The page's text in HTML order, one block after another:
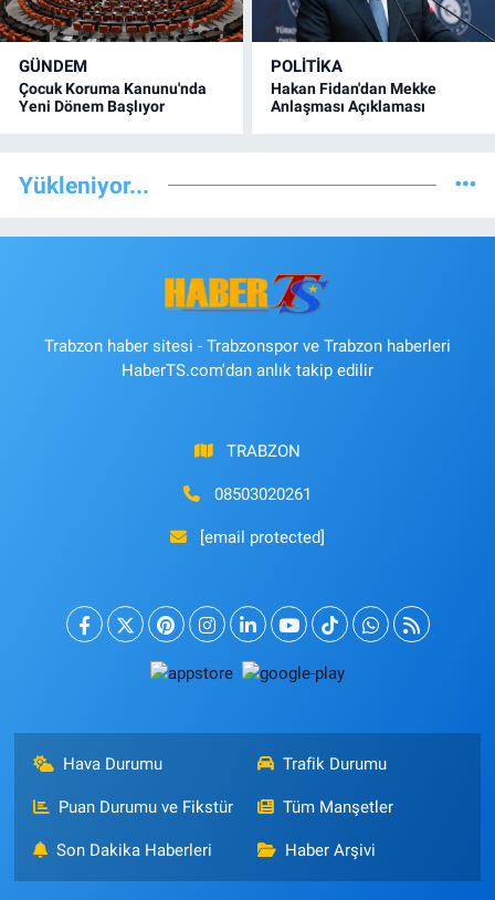
GÜNDEM
Çocuk Koruma Kanunu'nda
Yeni Dönem Başlıyor
POLİTİKA
Hakan Fidan'dan Mekke
Anlaşması Açıklaması
Yükleniyor...
Trabzon haber sitesi - Trabzonspor ve Trabzon haberleri
HaberTS.com'dan anlık takip edilir
TRABZON
08503020261
[email protected]
Hava Durumu Trafik Durumu
Puan Durumu ve Fikstür Tüm Manşetler
Son Dakika Haberleri Haber Arşivi